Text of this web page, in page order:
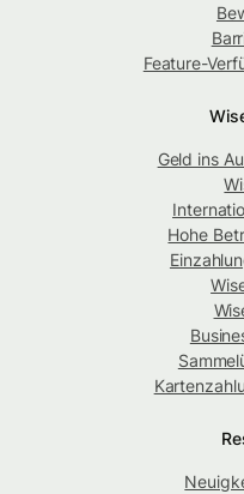
Feature-
Geld ins
Hohe